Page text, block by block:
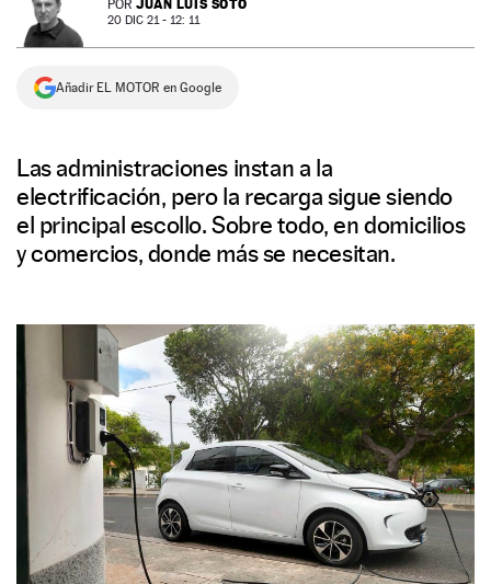
NEWSLETTER
SÍGUENOS
POR JUAN LUIS SOTO
20 DIC 21 - 12: 11
Añadir EL MOTOR en Google
Las administraciones instan a la
electrificación, pero la recarga sigue siendo
el principal escollo. Sobre todo, en domicilios
y comercios, donde más se necesitan.